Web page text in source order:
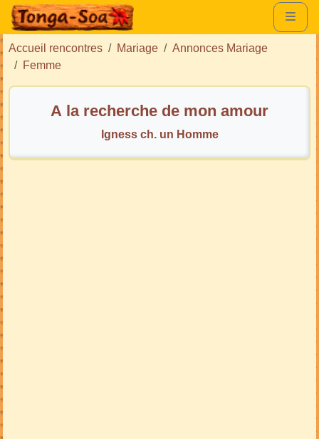
Accueil rencontres Mariage
Annonces Mariage
Femme
A la recherche de mon amour
Igness ch. un Homme